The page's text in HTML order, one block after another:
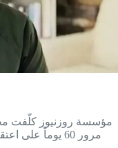
مؤسسة روزنيوز كلّفت
مرور 60 يوماً